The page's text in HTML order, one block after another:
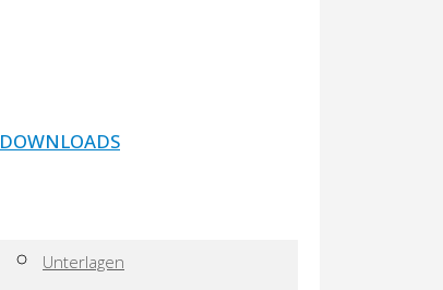
DOWNLOADS
Unterlagen